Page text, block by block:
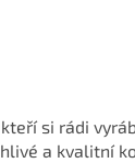
si rádi
a kvalitní